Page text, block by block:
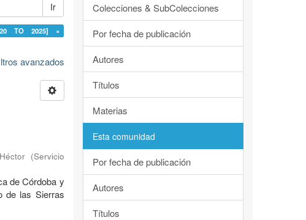
Ir
TO 2025] ×
avanzados
(Servicio
de Córdoba y
de las Sierras
Colecciones & SubColecciones
Por fecha de publicación
Autores
Títulos
Materias
Esta comunidad
Por fecha de publicación
Autores
Títulos